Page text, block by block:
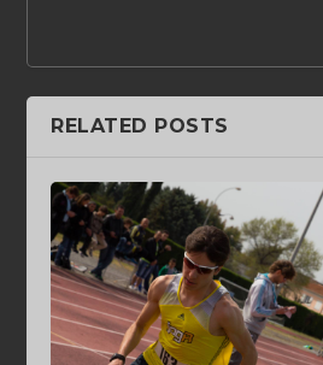
RELATED POSTS